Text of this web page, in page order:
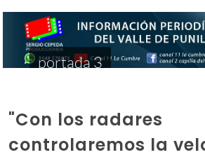
portada 3
"Con los radares
controlaremos la